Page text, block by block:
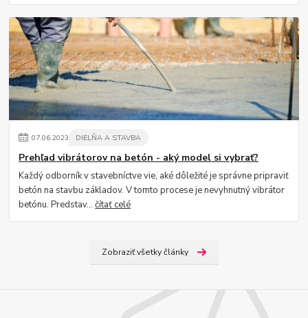
07.06.2023 DIELŇA A STAVBA
Prehľad vibrátorov na betón - aký model si vybrať?
Každý odborník v stavebníctve vie, aké dôležité je správne pripraviť
betón na stavbu základov. V tomto procese je nevyhnutný vibrátor
betónu. Predstav...čítať celé
Zobraziť všetky články